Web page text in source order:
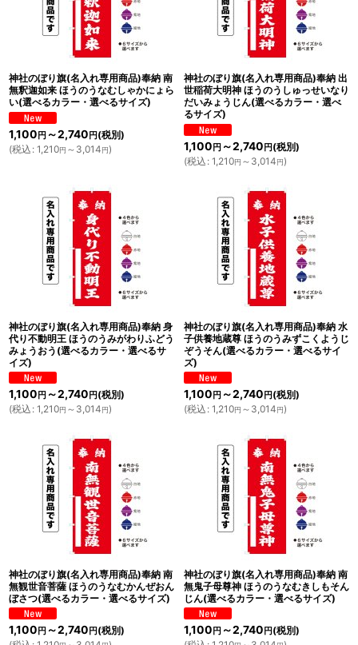
神社のぼり旗(名入れ専用商品)奉納 南
無釈迦如来 ほうのうなむしゃかにょら
い(選べるカラー・選べるサイズ)
1,100 円 ～2,740 円 (税別)
(税込 : 1,210円 ～3,014円)
神社のぼり旗(名入れ専用商品)奉納 出
世稲荷大明神 ほうのうしゅっせいなり
だいみょうじん(選べるカラー・選べ
るサイズ)
1,100 円 ～2,740 円 (税別)
(税込 : 1,210円 ～3,014円)
神社のぼり旗(名入れ専用商品)奉納 身
代り不動明王 ほうのうみがわりふどう
みょうおう(選べるカラー・選べるサ
イズ)
1,100 円 ～2,740 円 (税別)
(税込 : 1,210円 ～3,014円)
神社のぼり旗(名入れ専用商品)奉納 水
子供養地蔵尊 ほうのうみずこくようじ
ぞうそん(選べるカラー・選べるサイ
ズ)
1,100 円 ～2,740 円 (税別)
(税込 : 1,210円 ～3,014円)
神社のぼり旗(名入れ専用商品)奉納 南
無観世音菩薩 ほうのうなむかんぜおん
ぼさつ(選べるカラー・選べるサイズ)
1,100 円 ～2,740 円 (税別)
神社のぼり旗(名入れ専用商品)奉納 南
無鬼子母尊神 ほうのうなむきしもそん
じん(選べるカラー・選べるサイズ)
1,100 円 ～2,740 円 (税別)